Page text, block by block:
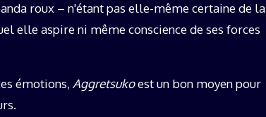
roux – n'étant pas elle-même certaine de la
elle aspire ni même conscience de ses forces
émotions, Aggretsukoest un bon moyen pour